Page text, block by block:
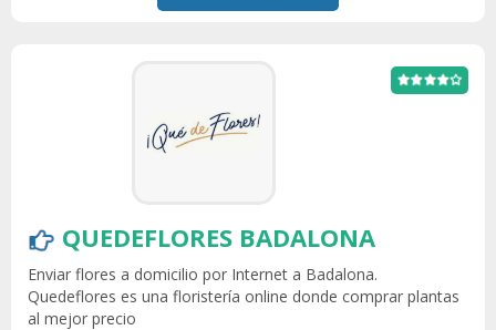
QUEDEFLORES BADALONA
Enviar flores a domicilio por Internet a Badalona.
Quedeflores es una floristería online donde comprar plantas
al mejor precio